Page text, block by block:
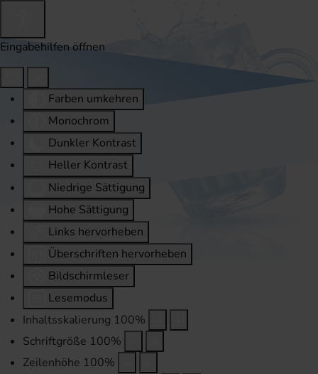
Eingabehilfen öffnen
Farben umkehren
Monochrom
Dunkler Kontrast
Heller Kontrast
Niedrige Sättigung
Hohe Sättigung
Links hervorheben
Überschriften hervorheben
Bildschirmleser
Lesemodus
Inhaltsskalierung 100%
Schriftgröße 100%
Zeilenhöhe 100%